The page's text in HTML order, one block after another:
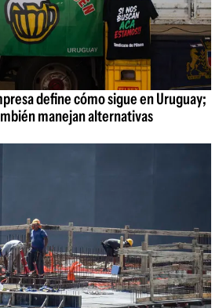
define cómo sigue en Uruguay;
manejan alternativas